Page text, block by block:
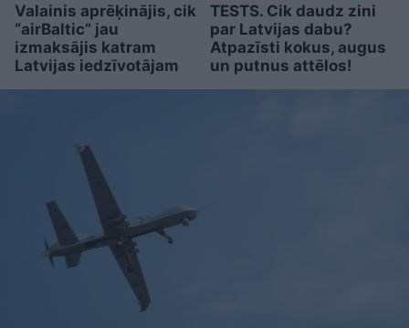
Valainis aprēķinājis, cik
“airBaltic” jau
izmaksājis katram
Latvijas iedzīvotājam
TESTS. Cik daudz zini
par Latvijas dabu?
Atpazīsti kokus, augus
un putnus attēlos!